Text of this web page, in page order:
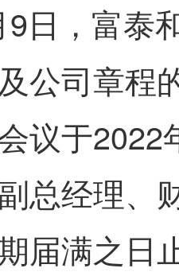
日，富泰
公司章
议于
总经理、
届满之日